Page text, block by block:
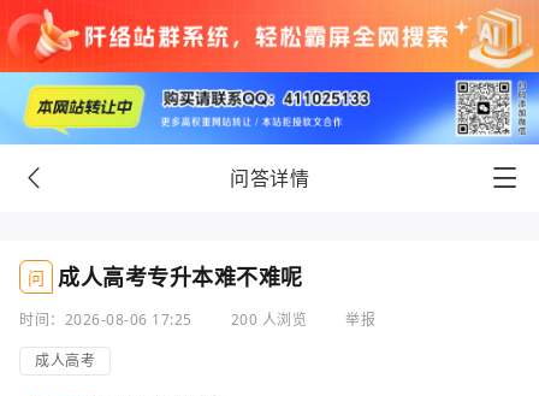
问答详情
问 成人高考专升本难不难呢
时间：2026-08-06 17:25 200 人浏览
举报
成人高考